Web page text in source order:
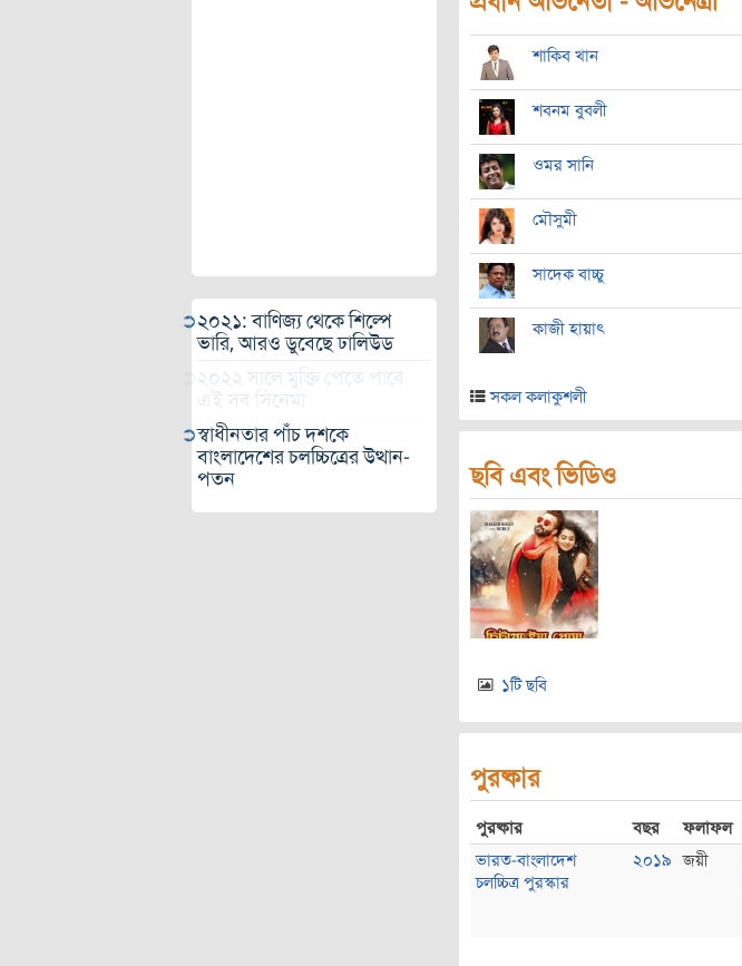
২০২১: বাণিজ্য থেকে শিল্পে
ভারি, আরও ডুবেছে ঢালিউড
স্বাধীনতার পাঁচ দশকে
বাংলাদেশের চলচ্চিত্রের উত্থান-
পতন
শাকিব খান
শবনম বুবলী
ওমর সানি
মৌসুমী
সাদেক বাচ্চু
কাজী হায়াৎ
সকল কলাকুশলী
ছবি এবং ভিডিও
১টি ছবি
পুরষ্কার
পুরষ্কার বছর ফলাফল
ভারত-বাংলাদেশ
চলচ্চিত্র পুরস্কার
২০১৯ জয়ী